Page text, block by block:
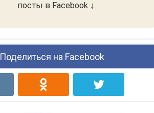
посты в Facebook ↓
Поделиться на Facebook